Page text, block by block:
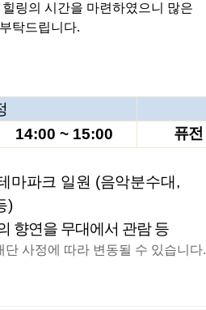
링의 시간을 마련하였으니 많은
탁드립니다.
14:00 ~ 15:00 퓨
마파크 일원 (음악분수대 ,
)
향연을 무대에서 관람 등
단 사정에 따라 변동될 수 있습니다.